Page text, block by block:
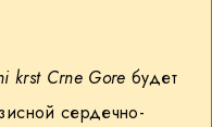
krst Crne Gore будет
сердечно-